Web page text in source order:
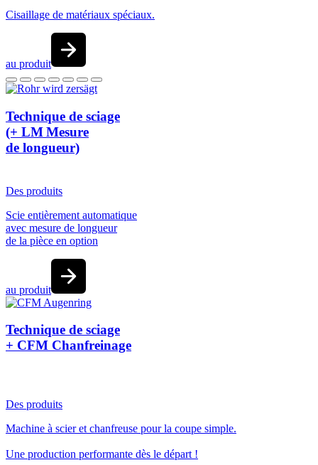
Cisaillage de matériaux spéciaux.
au produit
Technique de sciage
(+ LM Mesure
de longueur)
Des produits
Scie entièrement automatique
avec mesure de longueur
de la pièce en option
au produit
Technique de sciage
+ CFM Chanfreinage
Des produits
Machine à scier et chanfreuse pour la coupe simple.
Une production performante dès le départ !